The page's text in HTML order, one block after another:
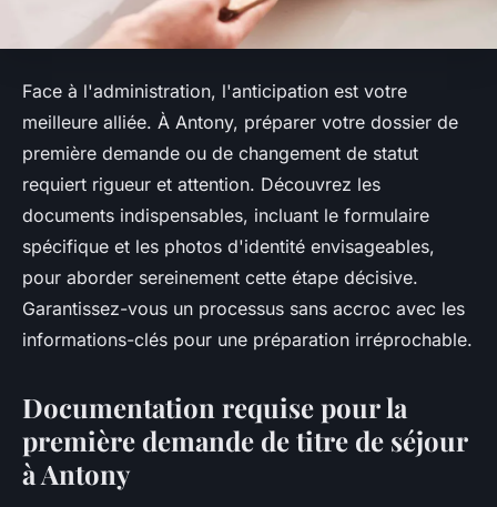
Face à l'administration, l'anticipation est votre
meilleure alliée. À Antony, préparer votre dossier de
première demande ou de changement de statut
requiert rigueur et attention. Découvrez les
documents indispensables, incluant le formulaire
spécifique et les photos d'identité envisageables,
pour aborder sereinement cette étape décisive.
Garantissez-vous un processus sans accroc avec les
informations-clés pour une préparation irréprochable.
Documentation requise pour la
première demande de titre de séjour
à Antony